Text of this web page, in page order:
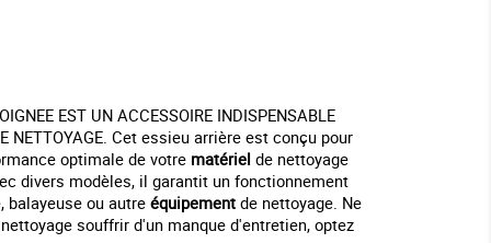
EST UN ACCESSOIRE INDISPENSABLE
NETTOYAGE. Cet essieu arrière est conçu pour
optimale de votre matériel de nettoyage
divers modèles, il garantit un fonctionnement
balayeuse ou autreéquipement de nettoyage. Ne
souffrir d'un manque d'entretien, optez